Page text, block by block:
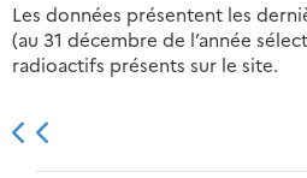
Les données présentent les
(au 31 décembre de l’année
radioactifs présents sur le site.